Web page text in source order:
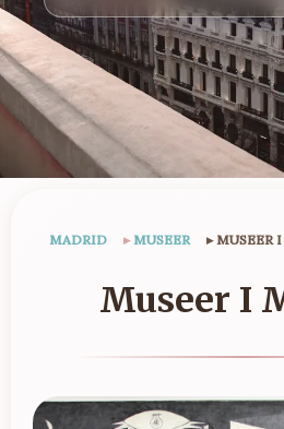
MADRID ▸ MUSEER ▸MUSEER
Museer I